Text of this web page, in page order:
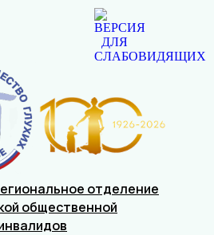
отделение
общественной